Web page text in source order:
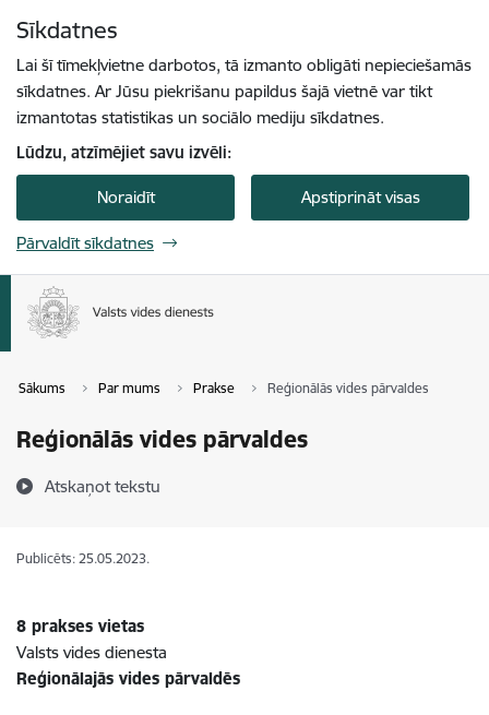
Sīkdatnes
Lai šī tīmekļvietne darbotos, tā izmanto obligāti nepieciešamās
sīkdatnes. Ar Jūsu piekrišanu papildus šajā vietnē var tikt
izmantotas statistikas un sociālo mediju sīkdatnes.
Lūdzu, atzīmējiet savu izvēli:
Noraidīt Apstiprināt visas
Pārvaldīt sīkdatnes
Sākums Par mums Prakse Reģionālās vides pārvaldes
Reģionālās vides pārvaldes
Atskaņot tekstu
Publicēts: 25.05.2023.
8 prakses vietas
Valsts vides dienesta
Reģionālajās vides pārvaldēs